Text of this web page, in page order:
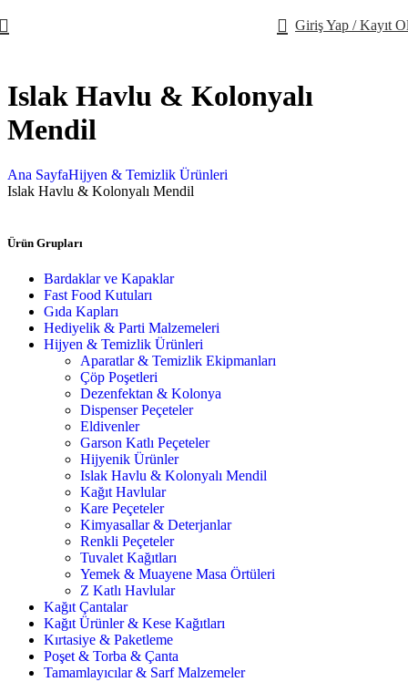
Giriş Yap / Kayıt
Islak Havlu & Kolonyalı
Mendil
Ana SayfaHijyen & Temizlik Ürünleri
Islak Havlu & Kolonyalı Mendil
Ürün Grupları
Bardaklar ve Kapaklar
Fast Food Kutuları
Gıda Kapları
Hediyelik & Parti Malzemeleri
Hijyen & Temizlik Ürünleri
Aparatlar & Temizlik Ekipmanları
Çöp Poşetleri
Dezenfektan & Kolonya
Dispenser Peçeteler
Eldivenler
Garson Katlı Peçeteler
Hijyenik Ürünler
Islak Havlu & Kolonyalı Mendil
Kağıt Havlular
Kare Peçeteler
Kimyasallar & Deterjanlar
Renkli Peçeteler
Tuvalet Kağıtları
Yemek & Muayene Masa Örtüleri
Z Katlı Havlular
Kağıt Çantalar
Kağıt Ürünler & Kese Kağıtları
Kırtasiye & Paketleme
Poşet & Torba & Çanta
Tamamlayıcılar & Sarf Malzemeler